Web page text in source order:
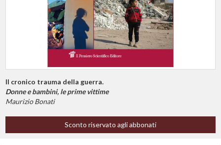
Il cronico trauma della guerra.
Donne e bambini, le prime vittime
Maurizio Bonati
Sconto riservato agli abbonati